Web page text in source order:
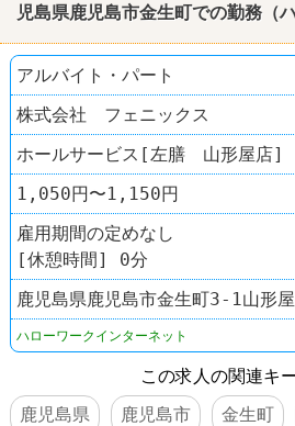
児島県鹿児島市金生町での勤務（
アルバイト・パート
株式会社 フェニックス
ホールサービス[左膳 山形屋店]
1,050円〜1,150円
雇用期間の定めなし
[休憩時間] 0分
鹿児島県鹿児島市金生町3-1山形
ハローワークインターネット
この求人の関連キ
鹿児島県
鹿児島市 金生町